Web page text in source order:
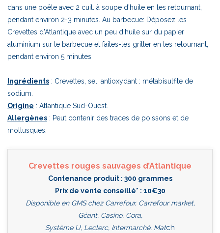
dans une poêle avec 2 cuil. à soupe d’huile en les retournant,
pendant environ 2-3 minutes. Au barbecue: Déposez les
Crevettes d’Atlantique avec un peu d’huile sur du papier
aluminium sur le barbecue et faites-les griller en les retournant,
pendant environ 5 minutes
Ingrédients : Crevettes, sel, antioxydant : métabisulfite de
sodium.
Origine : Atlantique Sud-Ouest.
Allergènes : Peut contenir des traces de poissons et de
mollusques.
Crevettes rouges sauvages d’Atlantique
Contenance produit : 300 grammes
Prix de vente conseillé* : 10€30
Disponible en GMS chez Carrefour, Carrefour market,
Géant, Casino, Cora,
Système U, Leclerc, Intermarché, Match